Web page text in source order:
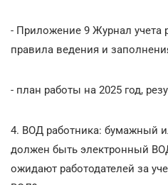
- Приложение 9 Журнал учета
правила ведения и
- план работы на 2025 год,
4. ВОД работника: бумажный
должен быть электронный
ожидают работодателей за